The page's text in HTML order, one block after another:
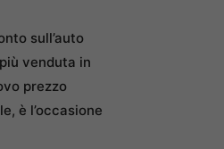
sull’auto
venduta in
prezzo
è l’occasione